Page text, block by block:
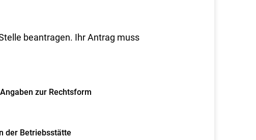
beantragen. Ihr Antrag muss
zur Rechtsform
der Betriebsstätte